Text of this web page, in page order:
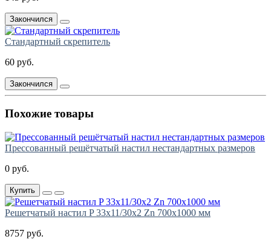
Закончился
Стандартный скрепитель
60 руб.
Закончился
Похожие товары
Прессованный решётчатый настил нестандартных размеров
0 руб.
Купить
Решетчатый настил P 33х11/30х2 Zn 700х1000 мм
8757 руб.